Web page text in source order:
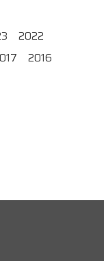
2022
2016